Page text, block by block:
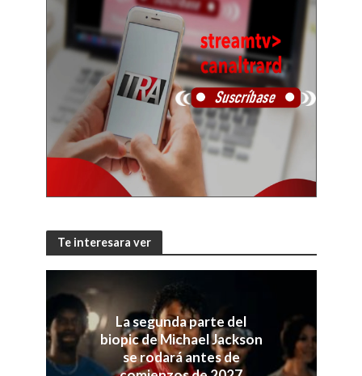
Te interesara ver
La segunda parte del
biopic de Michael Jackson
se rodará antes de